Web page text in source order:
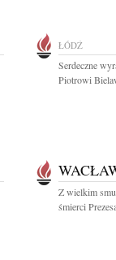
ŁÓDŹ
Serdeczne
Piotrowi
Z wielkim
śmierci